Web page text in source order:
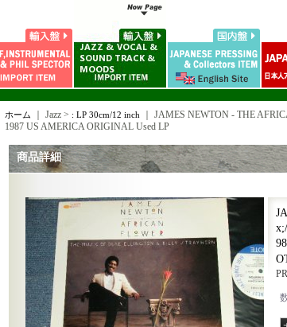
ホーム ｜ Jazz > : LP 30cm/12 inch｜ JAMES NEWTON - THE
1987 US AMERICA ORIGINAL Used LP
商品詳細